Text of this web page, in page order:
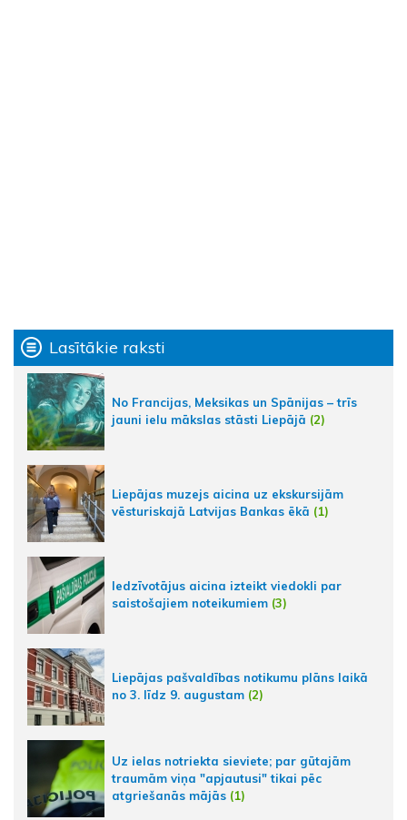
Lasītākie raksti
No Francijas, Meksikas un Spānijas – trīs
jauni ielu mākslas stāsti Liepājā (2)
Liepājas muzejs aicina uz ekskursijām
vēsturiskajā Latvijas Bankas ēkā (1)
Iedzīvotājus aicina izteikt viedokli par
saistošajiem noteikumiem (3)
Liepājas pašvaldības notikumu plāns laikā
no 3. līdz 9. augustam (2)
Uz ielas notriekta sieviete; par gūtajām
traumām viņa "apjautusi" tikai pēc
atgriešanās mājās (1)